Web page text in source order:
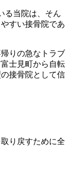
る当院は、そん
すい接骨院であ
りの急なトラブ
士見町から自転
接骨院として信
り戻すために全